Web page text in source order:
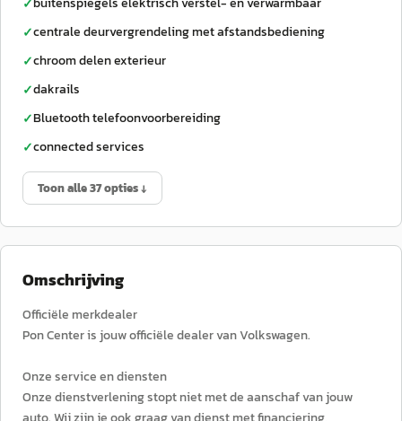
✓
✓centrale deurvergrendeling met afstandsbediening
✓chroom delen exterieur
✓dakrails
✓Bluetooth telefoonvoorbereiding
✓connected services
Toon alle 37 opties ↓
Omschrijving
Officiële merkdealer
Pon Center is jouw officiële dealer van Volkswagen.
Onze service en diensten
Onze dienstverlening stopt niet met de aanschaf van jouw